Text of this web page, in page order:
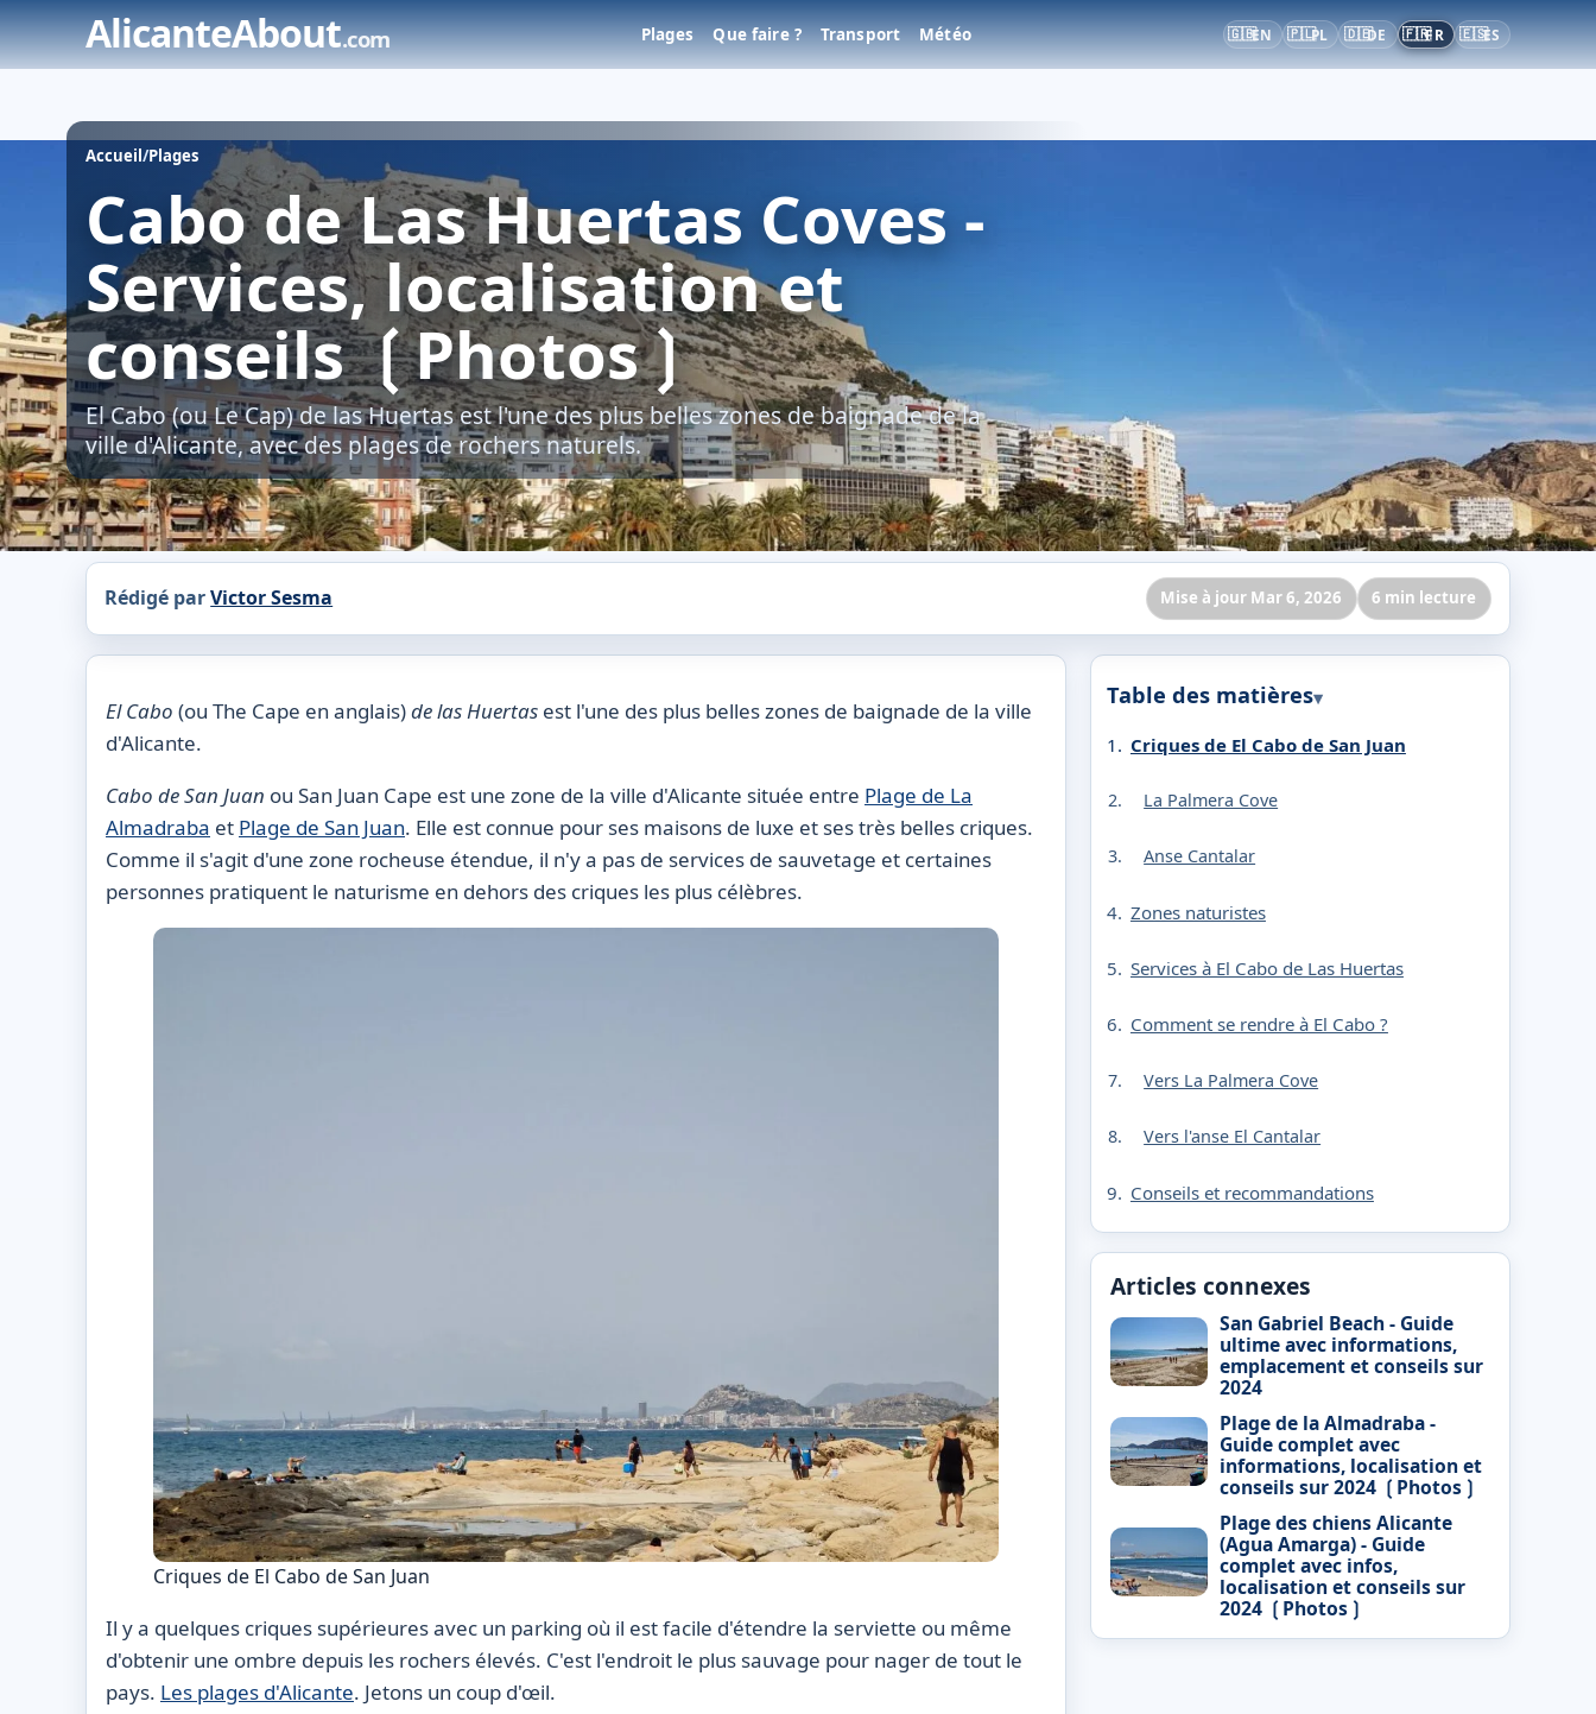
Skip
to
content
AlicanteAbout.com Plages Que faire ? Transport Météo 🇬🇧EN 🇵🇱PL 🇩🇪DE 🇫🇷FR 🇪🇸ES
Accueil /Plages
Cabo de Las Huertas Coves -
Services, localisation et
conseils ❲Photos❳
El Cabo (ou Le Cap) de las Huertas est l'une des plus belles zones de baignade de la
ville d'Alicante, avec des plages de rochers naturels.
Rédigé parVictor Sesma Mise à jour Mar 6, 2026 6 min lecture
El Cabo (ou The Cape en anglais)de las Huertas est l'une des plus belles zones de baignade de la ville
d'Alicante.
Cabo de San Juan ou San Juan Cape est une zone de la ville d'Alicante située entre Plage de La
Almadraba et Plage de San Juan. Elle est connue pour ses maisons de luxe et ses très belles criques.
Comme il s'agit d'une zone rocheuse étendue, il n'y a pas de services de sauvetage et certaines
personnes pratiquent le naturisme en dehors des criques les plus célèbres.
Criques de El Cabo de San Juan
Il y a quelques criques supérieures avec un parking où il est facile d'étendre la serviette ou même
d'obtenir une ombre depuis les rochers élevés. C'est l'endroit le plus sauvage pour nager de tout le
pays. Les plages d'Alicante. Jetons un coup d'œil.
Table des matières
Criques de El Cabo de San Juan
La Palmera Cove
Anse Cantalar
Zones naturistes
Services à El Cabo de Las Huertas
Comment se rendre à El Cabo ?
Vers La Palmera Cove
Vers l'anse El Cantalar
Conseils et recommandations
Articles connexes
San Gabriel Beach - Guide
ultime avec informations,
emplacement et conseils sur
2024
Plage de la Almadraba -
Guide complet avec
informations, localisation et
conseils sur 2024 ❲Photos❳
Plage des chiens Alicante
(Agua Amarga) - Guide
complet avec infos,
localisation et conseils sur
2024 ❲Photos❳